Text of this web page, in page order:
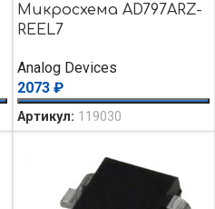
Микросхема AD797ARZ-
REEL7
Analog Devices
2073 ₽
Артикул: 119030